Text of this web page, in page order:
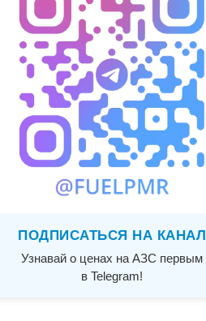
ПОДПИСАТЬСЯ НА КАНАЛ
Узнавай о ценах на АЗС первым
в Telegram!